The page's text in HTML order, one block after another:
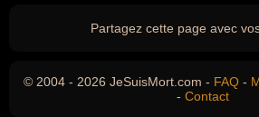
Partagez cette page avec
© 2004 - 2026 JeSuisMort.com - FAQ -
- Contact